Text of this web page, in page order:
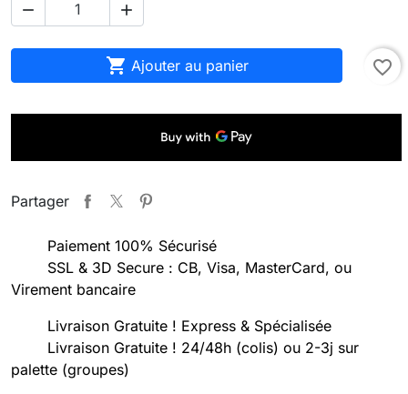
 
 Ajouter au panier favorite_border
Partager
Paiement 100% Sécurisé
SSL & 3D Secure : CB, Visa, MasterCard, ou
Virement bancaire
Livraison Gratuite ! Express & Spécialisée
Livraison Gratuite ! 24/48h (colis) ou 2-3j sur
palette (groupes)